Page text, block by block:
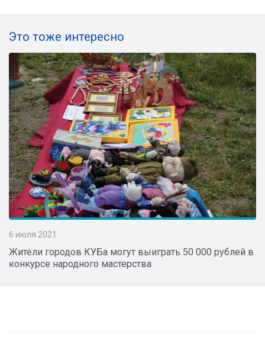
Это тоже интересно
6 июля 2021
Жители городов КУБа могут выиграть 50 000 рублей в
конкурсе народного мастерства